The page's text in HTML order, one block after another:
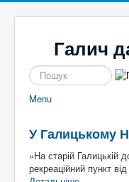
Галич
пошук
Menu
Економіка
Кримінал
Наше
СпортТо
У Галицькому
«На старій Галицькій
рекреаційний пункт